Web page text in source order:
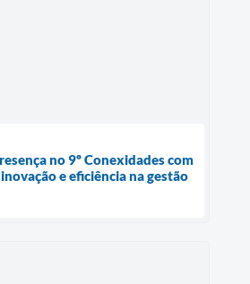
no 9º Conexidades com
e eficiência na gestão